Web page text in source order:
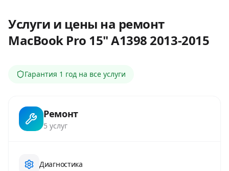
Услуги и цены на ремонт
MacBook Pro 15" A1398 2013-2015
Гарантия 1 год на все услуги
Ремонт
5 услуг
Диагностика